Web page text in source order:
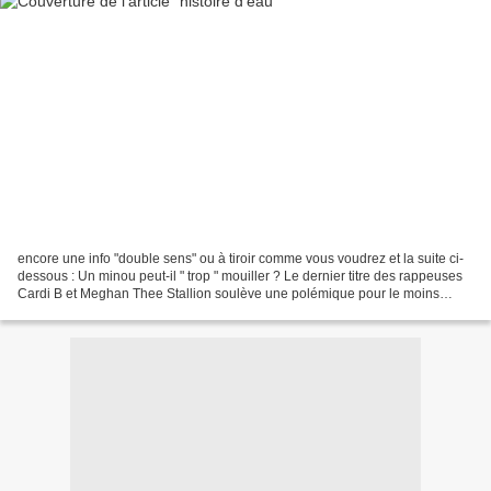
encore une info "double sens" ou à tiroir comme vous voudrez et la suite ci-
dessous : Un minou peut-il " trop " mouiller ? Le dernier titre des rappeuses
Cardi B et Meghan Thee Stallion soulève une polémique pour le moins